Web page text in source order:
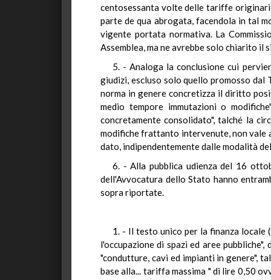
centosessanta volte delle tariffe
parte de qua abrogata, facendola in tal
vigente portata normativa. La
Assemblea, ma ne avrebbe solo chiarito
5. - Analoga la conclusione cui
giudizi, escluso solo quello promosso
norma in genere concretizza il diritto
medio tempore immutazioni o
concretamente consolidato", talché la
modifiche frattanto intervenute, non vale
dato, indipendentemente dalle modalità
6. - Alla pubblica udienza del 16
dell'Avvocatura dello Stato hanno
sopra riportate.
1. - Il testo unico per la finanza locale
l'occupazione di spazi ed aree
"condutture, cavi ed impianti in genere",
base alla... tariffa massima " di lire 0,50